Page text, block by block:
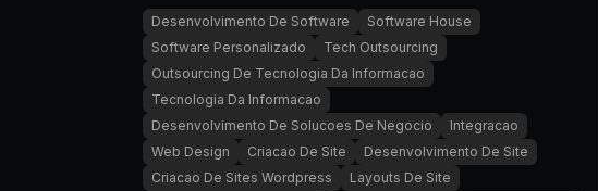
Desenvolvimento De Software
Software House
Software Personalizado
Tech Outsourcing
Outsourcing De Tecnologia Da Informacao
Tecnologia Da Informacao
Desenvolvimento De Solucoes De Negocio
Integracao
Web Design
Criacao De Site
Desenvolvimento De Site
Criacao De Sites Wordpress
Layouts De Site